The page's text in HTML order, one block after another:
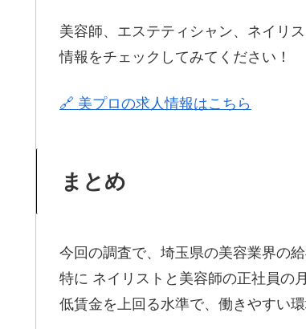
美容師、エステティシャン、ネイリ
情報をチェックしてみてください！
🔗 美プロの求人情報はこちら
まとめ
今回の調査で、埼玉県の美容業界の
特に ネイリストと美容師の正社員の
低賃金を上回る水準で、働きやすい